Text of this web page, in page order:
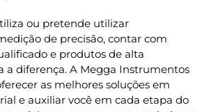
ou pretende utilizar
de precisão, contar com
e produtos de alta
a diferença. A Megga Instrumentos
as melhores soluções em
e auxiliar você em cada etapa do